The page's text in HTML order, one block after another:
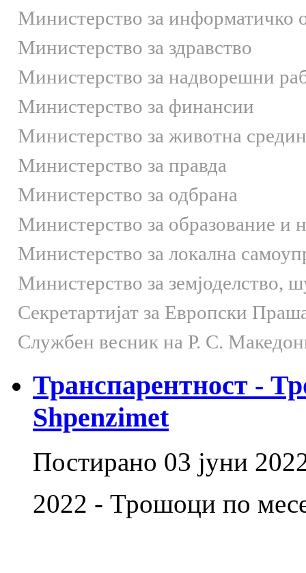
Министерство за информатичко
Министерство за здравство
Министерство за надворешни
Министерство за финансии
Министерство за животна
Министерство за правда
Министерство за одбрана
Министерство за образование и
Министерство за локална
Министерство за земјоделство,
Секретартијат за Европски
Службен весник на Р. С.
Транспарентност -
Shpenzimet
Постирано 03 јуни
2022 - Трошоци по